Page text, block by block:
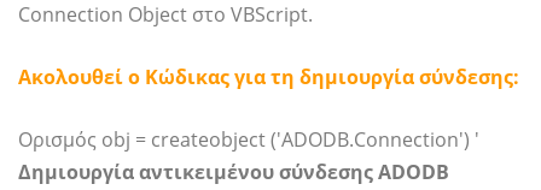
Connection Object στο VBScript.
Ακολουθεί ο Κώδικας για τη δημιουργία σύνδεσης:
Ορισμός obj = createobject ('ADODB.Connection') '
Δημιουργία αντικειμένου σύνδεσης ADODB